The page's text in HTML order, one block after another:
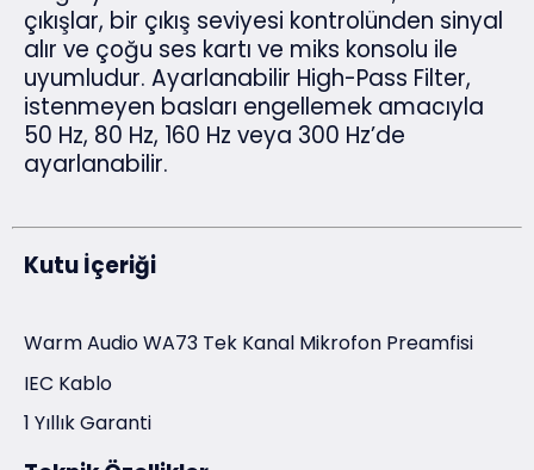
çıkışlar, bir çıkış seviyesi kontrolünden sinyal
alır ve çoğu ses kartı ve miks konsolu ile
uyumludur. Ayarlanabilir High-Pass Filter,
istenmeyen basları engellemek amacıyla
50 Hz, 80 Hz, 160 Hz veya 300 Hz’de
ayarlanabilir.
Kutu İçeriği
Warm Audio WA73 Tek Kanal Mikrofon Preamfisi
IEC Kablo
1 Yıllık Garanti